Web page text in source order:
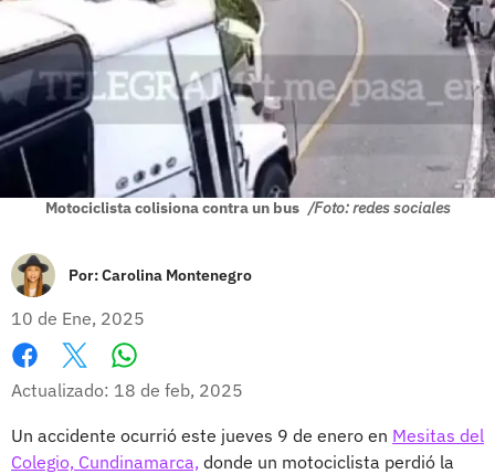
Motociclista colisiona contra un bus /Foto: redes sociales
Por:Carolina Montenegro
10 de Ene, 2025
Facebook
X
Actualizado: 18 de feb, 2025
Un accidente ocurrió este jueves 9 de enero en Mesitas del
Colegio, Cundinamarca, donde un motociclista perdió la